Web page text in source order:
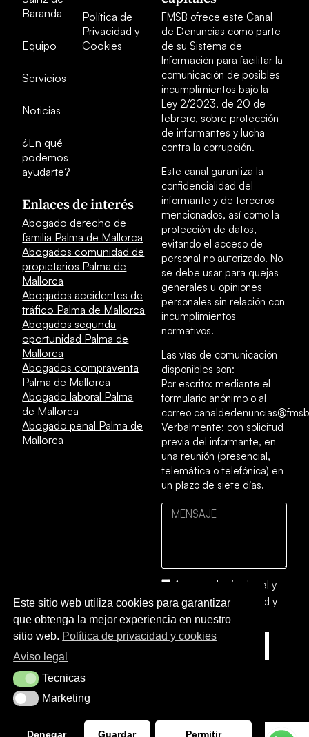
Baranda
Equipo
Servicios
Noticias
¿En qué
podemos
ayudarte?
Política de
Privacidad y
Cookies
Enlaces de interés
Abogado derecho de
familia Palma de Mallorca
Abogados comunidad de
propietarios Palma de
Mallorca
Abogados accidentes de
tráfico Palma de Mallorca
Abogados segunda
oportunidad Palma de
Mallorca
Abogados compraventa
Palma de Mallorca
Abogado laboral Palma
de Mallorca
Abogado penal Palma de
Mallorca
FMSB ofrece este Canal
de Denuncias como parte
de su Sistema de
Información para facilitar la
comunicación de posibles
incumplimientos bajo la
Ley 2/2023, de 20 de
febrero, sobre protección
de informantes y lucha
contra la corrupción.
Este canal garantiza la
confidencialidad del
informante y de terceros
mencionados, así como la
protección de datos,
evitando el acceso de
personal no autorizado. No
se debe usar para quejas
generales u opiniones
personales sin relación con
incumplimientos
normativos.
Las vías de comunicación
disponibles son:
Por escrito: mediante el
formulario anónimo o al
correo
Verbalmente: con solicitud
previa del informante, en
una reunión (presencial,
telemática o telefónica) en
un plazo de siete días.
Acepto el aviso legal y
lapolítica de privacidad y
cookies
Este sitio web utiliza cookies para garantizar
que obtenga la mejor experiencia en nuestro
sitio web. Política de privacidad y cookies
Aviso legal
TecnicasTecnicas
MarketingMarketing
Denegar Guardar Permitir